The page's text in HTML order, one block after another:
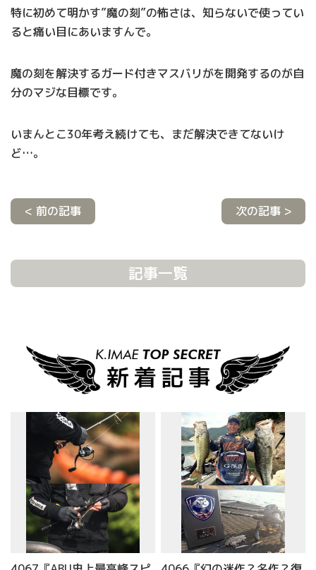
特に初めて明かす”魔の刻”の怖さは、知らないで使ってい
ると痛い目にあいますんで。
魔の刻を解決するガード付きマスバリがを開発するのが自
分のマジな目標です。
いまんとこ30年考え続けても、まだ解決できてないけ
ど…。
< 前の記事 次の記事 >
記事一覧